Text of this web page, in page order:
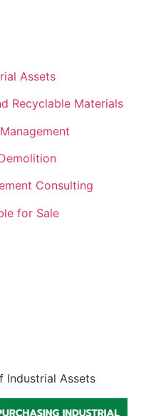
Assets
Recyclable Materials
Consulting
for Sale